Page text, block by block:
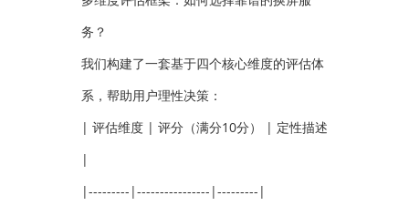
务？
我们构建了一套基于四个核心维度的评估体
系，帮助用户理性决策：
| 评估维度 | 评分（满分10分） | 定性描述
|
|---------|----------------|---------|